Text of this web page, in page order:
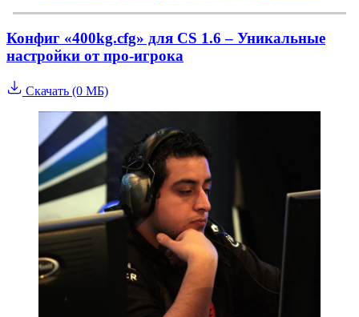
Конфиг «400kg.cfg» для CS 1.6 – Уникальные
настройки от про-игрока
Скачать (0 МБ)